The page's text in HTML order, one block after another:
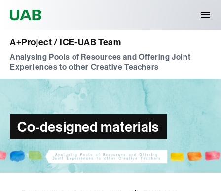
A+Project / ICE-UAB Team
Analysing Pools of Resources and Offering Joint
Experiences to other Creative Teachers
Co-designed materials